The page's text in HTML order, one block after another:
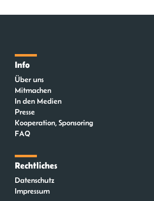
Info
Über uns
Mitmachen
In den Medien
Presse
Kooperation, Sponsoring
FAQ
Rechtliches
Datenschutz
Impressum